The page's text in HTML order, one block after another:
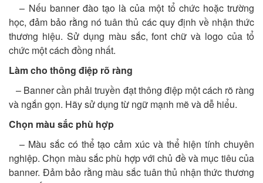
– Nếu banner đào tạo là của một tổ chức hoặc trường
học, đảm bảo rằng nó tuân thủ các quy định về nhận thức
thương hiệu. Sử dụng màu sắc, font chữ và logo của tổ
chức một cách đồng nhất.
Làm cho thông điệp rõ ràng
– Banner cần phải truyền đạt thông điệp một cách rõ ràng
và ngắn gọn. Hãy sử dụng từ ngữ mạnh mẽ và dễ hiểu.
Chọn màu sắc phù hợp
– Màu sắc có thể tạo cảm xúc và thể hiện tính chuyên
nghiệp. Chọn màu sắc phù hợp với chủ đề và mục tiêu của
banner. Đảm bảo rằng màu sắc tuân thủ nhận thức thương